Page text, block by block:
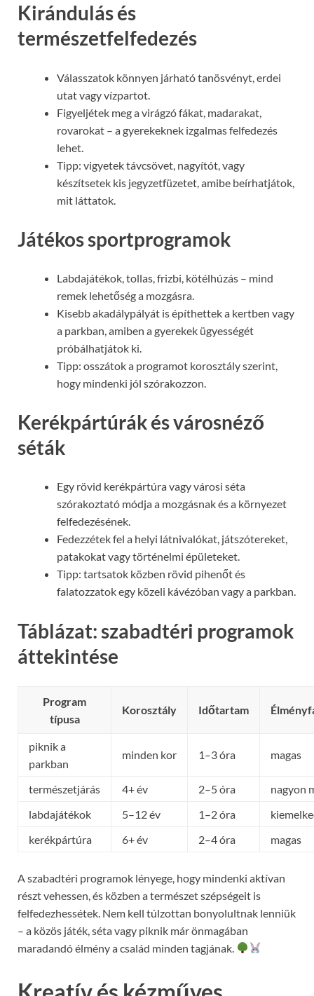
Kirándulás és
természetfelfedezés
Válasszatok könnyen járható tanösvényt, erdei
utat vagy vízpartot.
Figyeljétek meg a virágzó fákat, madarakat,
rovarokat – a gyerekeknek izgalmas felfedezés
lehet.
Tipp: vigyetek távcsövet, nagyítót, vagy
készítsetek kis jegyzetfüzetet, amibe beírhatjátok,
mit láttatok.
Játékos sportprogramok
Labdajátékok, tollas, frizbi, kötélhúzás – mind
remek lehetőség a mozgásra.
Kisebb akadálypályát is építhettek a kertben vagy
a parkban, amiben a gyerekek ügyességét
próbálhatjátok ki.
Tipp: osszátok a programot korosztály szerint,
hogy mindenki jól szórakozzon.
Kerékpártúrák és városnéző
séták
Egy rövid kerékpártúra vagy városi séta
szórakoztató módja a mozgásnak és a környezet
felfedezésének.
Fedezzétek fel a helyi látnivalókat, játszótereket,
patakokat vagy történelmi épületeket.
Tipp: tartsatok közben rövid pihenőt és
falatozzatok egy közeli kávézóban vagy a parkban.
Táblázat: szabadtéri programok
áttekintése
Program
típusa
Korosztály Időtartam
piknik a
parkban
minden kor 1–3 óra magas
természetjárás 4+ év 2–5 óra
nagyon
labdajátékok
5–12 év 1–2 óra
kerékpártúra
6+ év 2–4 óra magas
A szabadtéri programok lényege, hogy mindenki aktívan
részt vehessen, és közben a természet szépségeit is
felfedezhessétek. Nem kell túlzottan bonyolultnak lenniük
– a közös játék, séta vagy piknik már önmagában
maradandó élmény a család minden tagjának.